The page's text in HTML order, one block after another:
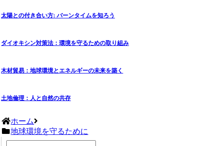
太陽との付き合い方: バーンタイムを知ろう
ダイオキシン対策法：環境を守るための取り組み
木材貿易：地球環境とエネルギーの未来を築く
土地倫理：人と自然の共存
ホーム
地球環境を守るために